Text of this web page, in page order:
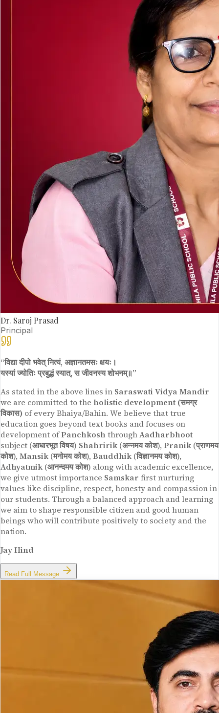
Dr. Saroj Prasad
Principal
“विद्या दीपो भवेत् नित्यं, अज्ञानतमसः क्षयः।
यस्यां ज्योतिः प्रबुद्धं स्यात्, स जीवनस्य शोभनम्॥”
As stated in the above lines in Saraswati Vidya Mandir
we are committed to the holistic development (समग्र
विकास) of every Bhaiya/Bahin. We believe that true
education goes beyond text books and focuses on
development ofPanchkosh throughAadharbhoot
subject (आधारभूत विषय) Shahririk (अन्नमय कोश), Pranik (प्राणमय
कोश), Mansik (मनोमय कोश), Bauddhik (विज्ञानमय कोश),
Adhyatmik (आनन्दमय कोश) along with academic excellence,
we give utmost importance Samskar first nurturing
values like discipline, respect, honesty and compassion in
our students. Through a balanced approach and learning
we aim to shape responsible citizen and good human
beings who will contribute positively to society and the
nation.
Jay Hind
Read Full Message